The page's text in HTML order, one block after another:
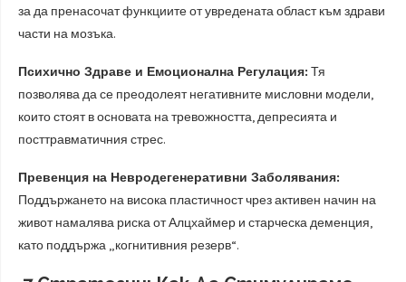
за да пренасочат функциите от увредената област към здрави
части на мозъка.
Психично Здраве и Емоционална Регулация: Тя
позволява да се преодолеят негативните мисловни модели,
които стоят в основата на тревожността, депресията и
посттравматичния стрес.
Превенция на Невродегенеративни Заболявания:
Поддържането на висока пластичност чрез активен начин на
живот намалява риска от Алцхаймер и старческа деменция,
като поддържа „когнитивния резерв“.